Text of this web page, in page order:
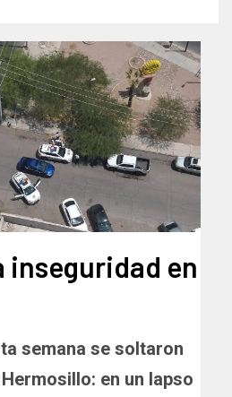
inseguridad en
semana se soltaron
en un lapso